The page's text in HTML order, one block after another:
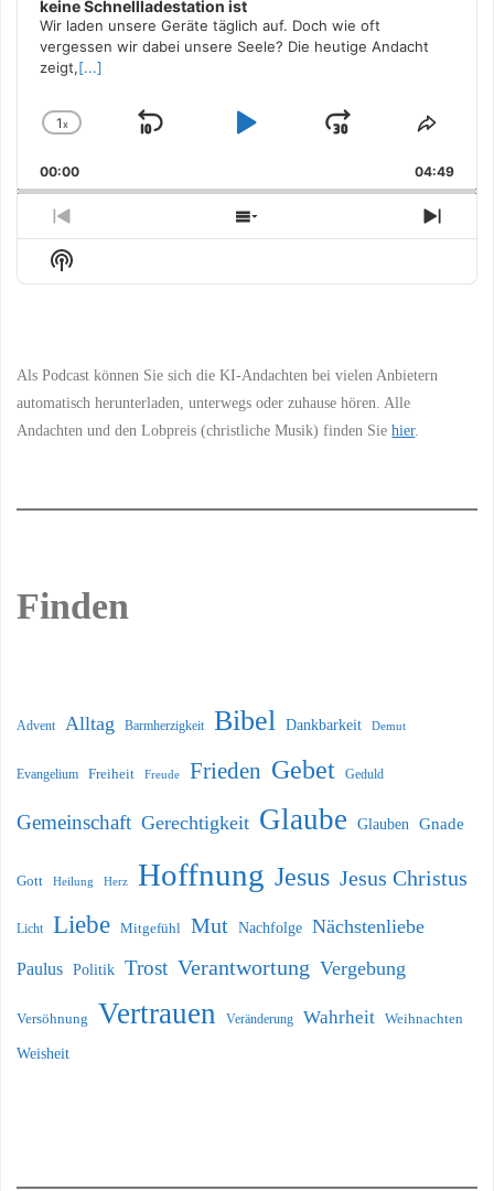
keine Schnellladestation ist
Wir laden unsere Geräte täglich auf. Doch wie oft
vergessen wir dabei unsere Seele? Die heutige Andacht
zeigt,[...]
Change
Rate
1x
Skip
Play
Jump
Forward
Share
00:00 04:49
Previous
Episode
Show
Episodes
Next
Show
Podcast
Als Podcast können Sie sich die KI-Andachten bei vielen Anbietern
automatisch herunterladen, unterwegs oder zuhause hören. Alle
Andachten und den Lobpreis (christliche Musik) finden Siehier.
Finden
Advent Alltag Barmherzigkeit Bibel Dankbarkeit Demut
Evangelium Freiheit Freude Frieden Gebet Geduld
Gemeinschaft Gerechtigkeit Glaube Glauben Gnade
Gott Heilung Herz Hoffnung Jesus Jesus Christus
Licht Liebe Mitgefühl Mut Nachfolge Nächstenliebe
Paulus Politik Trost Verantwortung Vergebung
Versöhnung Vertrauen Veränderung Wahrheit Weihnachten
Weisheit